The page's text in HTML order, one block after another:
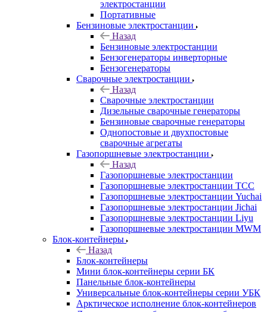
электростанции
Портативные
Бензиновые электростанции
Назад
Бензиновые электростанции
Бензогенераторы инверторные
Бензогенераторы
Сварочные электростанции
Назад
Сварочные электростанции
Дизельные сварочные генераторы
Бензиновые сварочные генераторы
Однопостовые и двухпостовые
сварочные агрегаты
Газопоршневые электростанции
Назад
Газопоршневые электростанции
Газопоршневые электростанции ТСС
Газопоршневые электростанции Yuchai
Газопоршневые электростанции Jichai
Газопоршневые электростанции Liyu
Газопоршневые электростанции MWM
Блок-контейнеры
Назад
Блок-контейнеры
Мини блок-контейнеры серии БК
Панельные блок-контейнеры
Универсальные блок-контейнеры серии УБК
Арктическое исполнение блок-контейнеров